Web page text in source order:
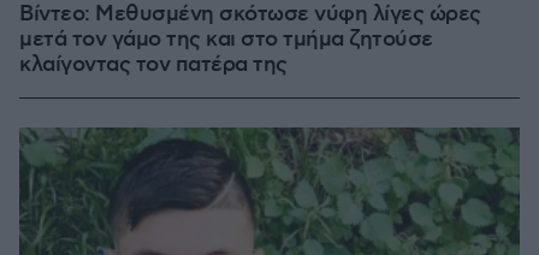
Βίντεο: Μεθυσμένη σκότωσε νύφη λίγες ώρες
μετά τον γάμο της και στο τμήμα ζητούσε
κλαίγοντας τον πατέρα της